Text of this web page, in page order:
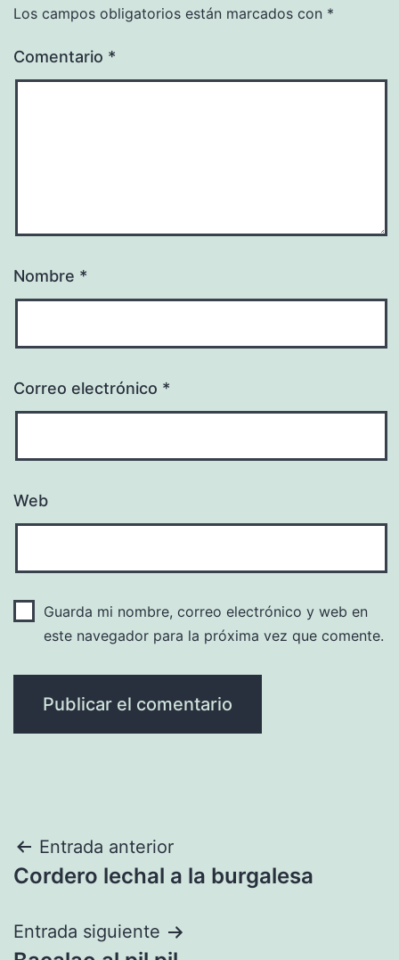
Los campos obligatorios están marcados con *
Comentario *
Nombre *
Correo electrónico *
Web
Guarda mi nombre, correo electrónico y web en
este navegador para la próxima vez que comente.
Navegación
de
entradas
Entrada anterior
Cordero lechal a la burgalesa
Entrada siguiente